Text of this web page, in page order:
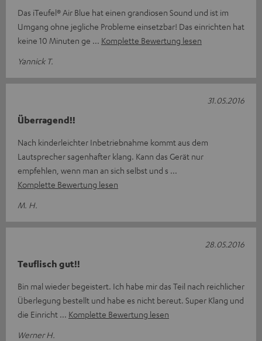
Das iTeufel® Air Blue hat einen grandiosen Sound und ist im
Umgang ohne jegliche Probleme einsetzbar! Das einrichten hat
keine 10 Minuten ge
Komplette Bewertung lesen
Yannick T.
Überragend!!
Nach kinderleichter Inbetriebnahme kommt aus dem
Lautsprecher sagenhafter klang. Kann das Gerät nur
empfehlen, wenn man an sich selbst und s
Komplette Bewertung lesen
M. H.
31.05.2016
Teuflisch gut!!
Bin mal wieder begeistert. Ich habe mir das Teil nach reichlicher
Überlegung bestellt und habe es nicht bereut. Super Klang und
die Einricht
Komplette Bewertung lesen
Werner H.
28.05.2016